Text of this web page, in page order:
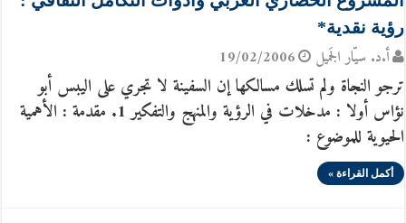
رؤية نقدية*
أ.د. سيّار الجَميل 19/02/2006
ترجو النجاة ولم تسلك مسالكها إن السفينة لا تجري على اليبس أبو
نؤاس أولا : مدخلات في الرؤية والمنهج والتفكير 1. مقدمة : الأهمية
الحيوية للموضوع :
أكمل القراءة »